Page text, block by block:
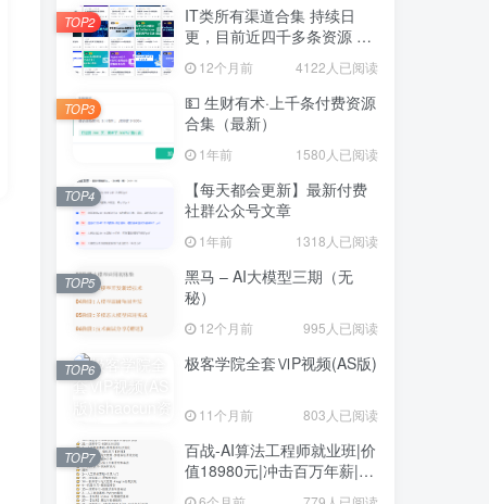
IT类所有渠道合集 持续日
更，目前近四千多条资源 年
12个月前 4122人已阅读
TOP2
💵 生财有术·上千条付费资源
合集（最新）
1年前 1580人已阅读
TOP3
【每天都会更新】最新付费
社群公众号文章
1年前 1318人已阅读
TOP4
黑马 – AI大模型三期（无
秘）
12个月前 995人已阅读
TOP5
极客学院全套ⅥP视频(AS版)
11个月前 803人已阅读
TOP6
百战-AI算法工程师就业班|价
值18980元|冲击百万年薪|完
结无秘
TOP7